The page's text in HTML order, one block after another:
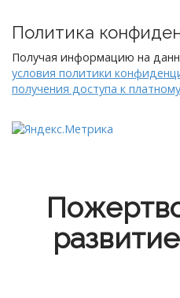
Политика
Получая информацию на
условия политики
получения доступа к